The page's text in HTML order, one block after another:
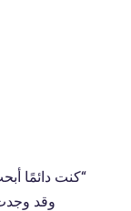
“كنت دائمًا
وقد